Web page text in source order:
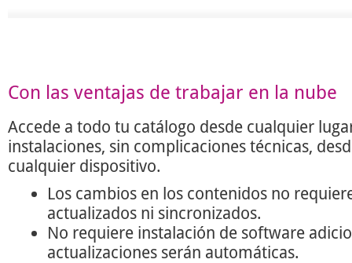
Con las ventajas de trabajar en la nube
Accede a todo tu catálogo desde cualquier
instalaciones, sin complicaciones técnicas,
cualquier dispositivo.
Los cambios en los contenidos no
actualizados ni sincronizados.
No requiere instalación de software
actualizaciones serán automáticas.